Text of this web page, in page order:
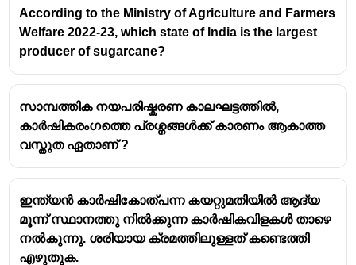
including achieving100% renewable energy by
2040and net-zero emissions by 2050 . Initiatives
include promoting rooftop solar, floating solar power
Green Transport:Kerala has pioneered green
transport initiatives, such as theworld's first fully
solar-powered airport at Kochi, and the
development of
According to the Ministry of Agriculture and Farmers
Welfare 2022-23, which state of India is the largest
producer of sugarcane?
സാമ്പത്തിക നയപരിഷ്കരണ കാലഘട്ടത്തിൽ,
കാർഷികരംഗത്തെ പ്രശ്നങ്ങൾക്ക് കാരണം ആകാത്ത
വസ്തുത ഏതാണ് ?
ഇന്ത്യൻ കാർഷികോത്പന്ന കയറ്റുമതിയിൽ ആദ്യ
മൂന്ന് സ്ഥാനത്തു നിൽക്കുന്ന കാർഷികവിളകൾ താഴെ
നൽകുന്നു. ശരിയായ ക്രമത്തിലുള്ളത് കണ്ടെത്തി
എഴുതുക.